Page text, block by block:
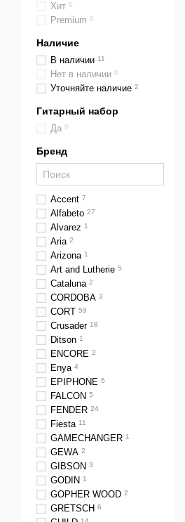
Хит 0
Premium 0
Наличие
В наличии 11
Нет в наличии 0
Уточняйте наличие 2
Гитарный набор
Да 0
Бренд
Accent 7
Alfabeto 27
Alvarez 1
Aria 2
Arizona 1
Art and Lutherie 5
Cataluna 2
CORDOBA 3
CORT 59
Crusader 18
Ditson 1
ENCORE 2
Enya 4
EPIPHONE 6
FALCON 5
FENDER 24
Fiesta 11
GAMECHANGER 1
GEWA 2
GIBSON 3
GODIN 1
GOPHER WOOD 2
GRETSCH 6